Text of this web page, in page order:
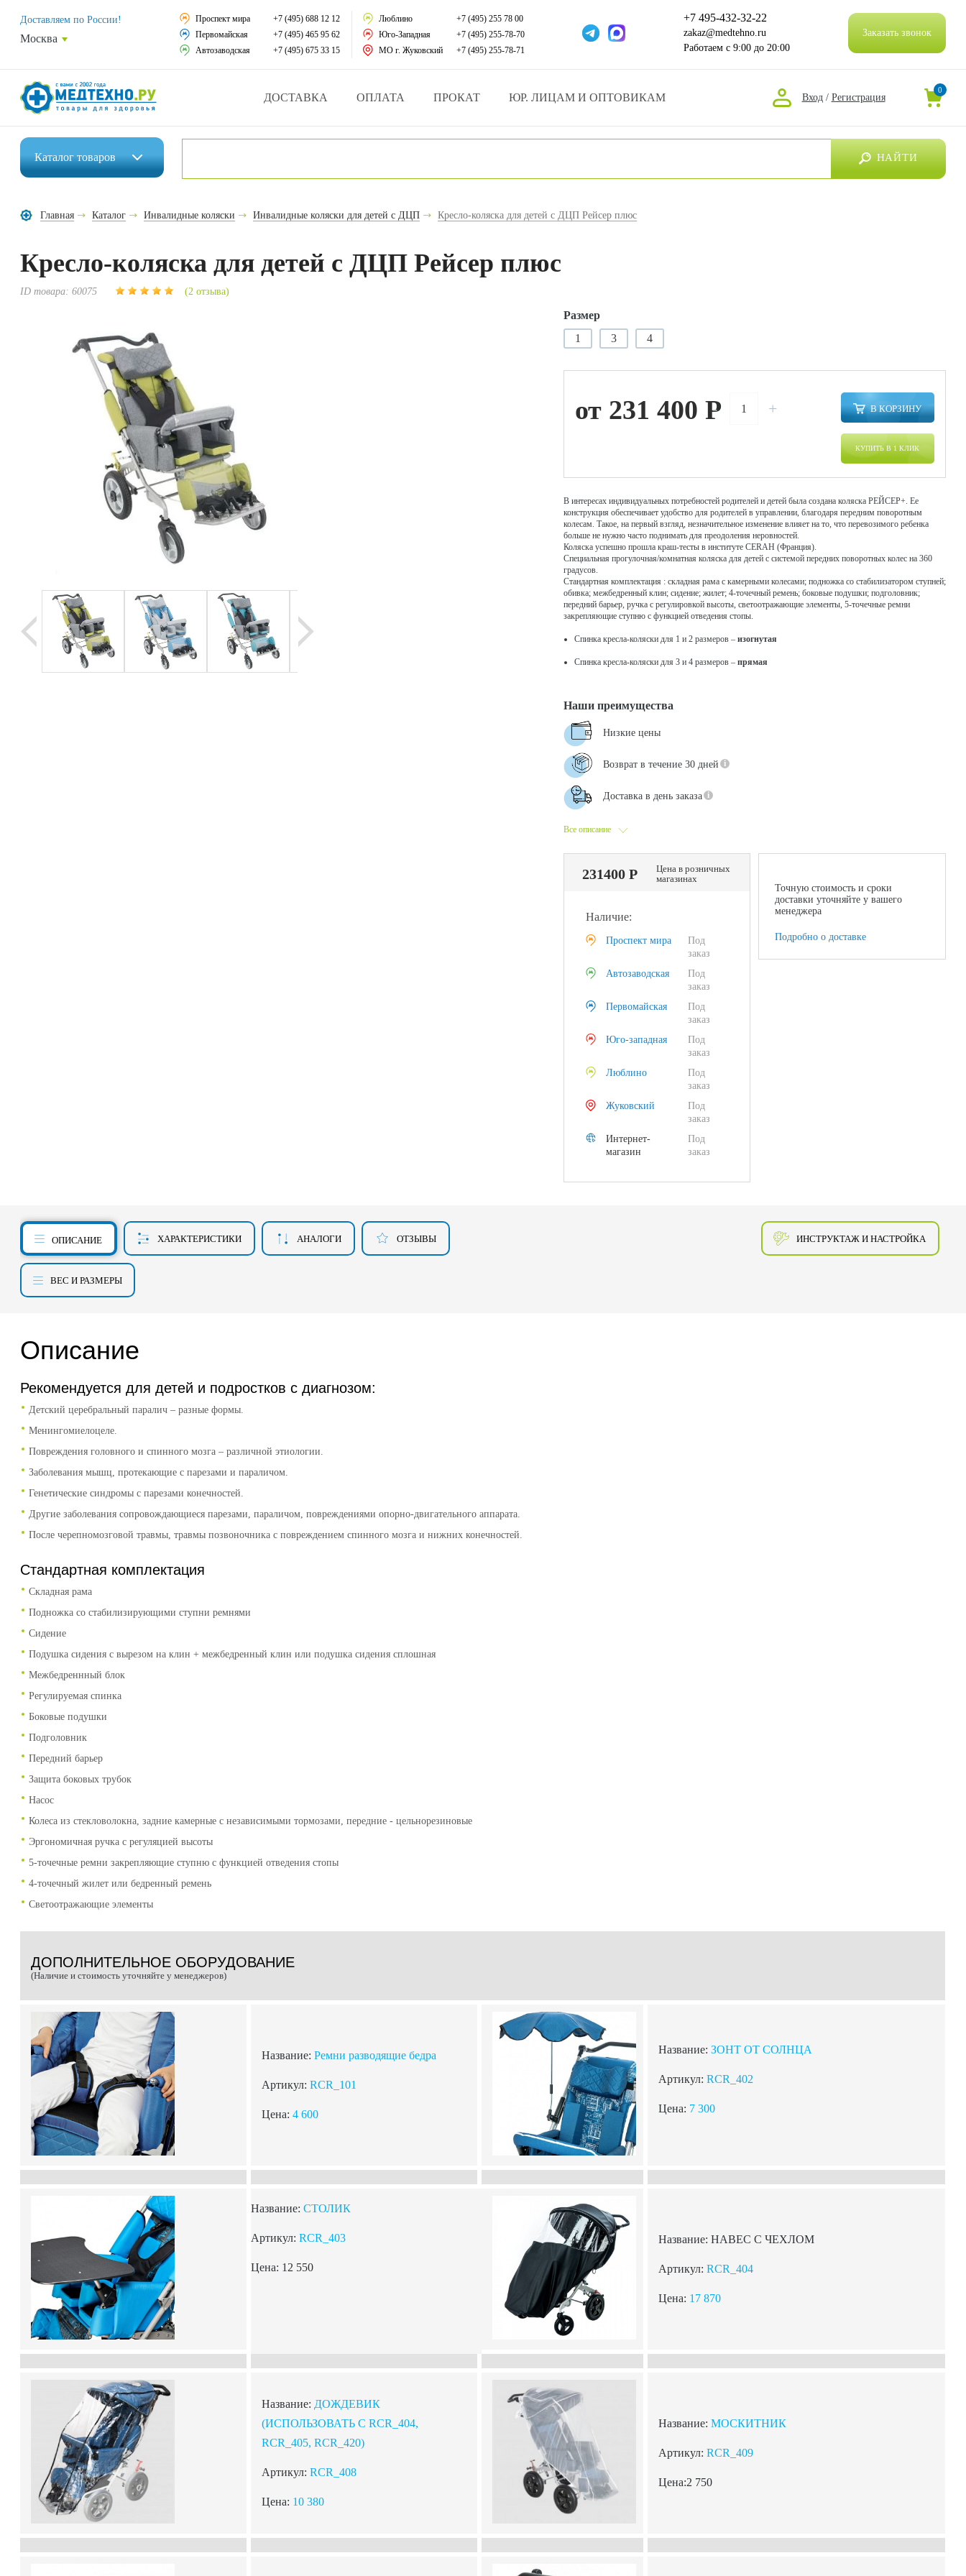
Средства реабилитации
Средства по уходу за больными
Домашняя медтехника
Уникальные и полезные товары
Доставляем по России!
Москва
Проспект мира
+7 (495) 688 12 12
Первомайская
+7 (495) 465 95 62
Автозаводская
+7 (495) 675 33 15
Люблино
+7 (495) 255 78 00
Юго-Западная
+7 (495) 255-78-70
МО г. Жуковский
+7 (495) 255-78-71
+7 495-432-32-22
zakaz@medtehno.ru
Работаем с 9:00 до 20:00
Заказать звонок
ДОСТАВКА ОПЛАТА ПРОКАТ ЮР. ЛИЦАМ И ОПТОВИКАМ Вход / Регистрация
0
Каталогтоваров
Средства по уходу за больными
Ортопедические изделия
Домашняя медтехника
Экология дома
Товары для красоты и здоровья
Товары для врачей и мед.учреждений
Уникальные и полезные товары
Распродажа
НАЙТИ
Главная Каталог Инвалидные коляски Инвалидные коляски для детей с ДЦП Кресло-коляска для детей с ДЦП Рейсер плюс
Кресло-коляска для детей с ДЦП Рейсер плюс
ID товара:60075 (2 отзыва)
Размер
1
3 4
от 231 400 P
- + В КОРЗИНУ
КУПИТЬ В 1 КЛИК
В интересах индивидуальных потребностей родителей и детей была создана коляска РЕЙСЕР+. Ее
конструкция обеспечивает удобство для родителей в управлении, благодаря передним поворотным
колесам. Такое, на первый взгляд, незначительное изменение влияет на то, что перевозимого ребенка
больше не нужно часто поднимать для преодоления неровностей.
Коляска успешно прошла краш-тесты в институте CERAH (Франция).
Специальная прогулочная/комнатная коляска для детей с системой передних поворотных колес на 360
градусов.
Стандартная комплектация : складная рама с камерными колесами; подножка со стабилизатором ступней;
обивка; межбедренный клин; сидение; жилет; 4-точечный ремень; боковые подушки; подголовник;
передний барьер, ручка с регулировкой высоты, светоотражающие элементы, 5-точечные ремни
закрепляющие ступню с функцией отведения стопы.
Спинка кресла-коляски для 1 и 2 размеров – изогнутая
Спинка кресла-коляски для 3 и 4 размеров – прямая
Все описание
Наши преимущества
Низкие цены
Возврат в течение 30 дней
Доставка в день заказа
231400 Р
Цена в розничных
магазинах
Наличие:
Проспект мира
Под
заказ
Автозаводская
Под
заказ
Первомайская
Под
заказ
Юго-западная
Под
заказ
Люблино
Под
заказ
Жуковский
Под
заказ
Интернет-
магазин
Под
заказ
Точную стоимость и сроки
доставки уточняйте у вашего
менеджера
Подробно о доставке
ОПИСАНИЕ ХАРАКТЕРИСТИКИ АНАЛОГИ ОТЗЫВЫ
ВЕС И РАЗМЕРЫ
ИНСТРУКТАЖ И НАСТРОЙКА
Описание
Рекомендуется для детей и подростков с диагнозом:
Детский церебральный паралич – разные формы.
Менингомиелоцеле.
Повреждения головного и спинного мозга – различной этиологии.
Заболевания мышц, протекающие с парезами и параличом.
Генетические синдромы с парезами конечностей.
Другие заболевания сопровождающиеся парезами, параличом, повреждениями опорно-двигательного аппарата.
После черепномозговой травмы, травмы позвоночника с повреждением спинного мозга и нижних конечностей.
Стандартная комплектация
Складная рама
Подножка со стабилизирующими ступни ремнями
Сидение
Подушка сидения с вырезом на клин + межбедренный клин или подушка сидения сплошная
Межбедреннный блок
Регулируемая спинка
Боковые подушки
Подголовник
Передний барьер
Защита боковых трубок
Насос
Колеса из стекловолокна, задние камерные с независимыми тормозами, передние - цельнорезиновые
Эргономичная ручка с регуляцией высоты
5-точечные ремни закрепляющие ступню с функцией отведения стопы
4-точечный жилет или бедренный ремень
Светоотражающие элементы
ДОПОЛНИТЕЛЬНОЕ ОБОРУДОВАНИЕ
(Наличие и стоимость уточняйте у менеджеров)
Название:Ремни разводящие бедра
Артикул:RCR_101
Цена:4 600
Название:ЗОНТ ОТ СОЛНЦА
Артикул:RCR_402
Цена: 7 300
Название:СТОЛИК
Артикул:RCR_403
Цена: 12 550
Название: НАВЕС С ЧЕХЛОМ
Артикул:RCR_404
Цена: 17 870
Название: ДОЖДЕВИК
(ИСПОЛЬЗОВАТЬ С RCR_404,
RCR_405, RCR_420)
Артикул:RCR_408
Цена: 10 380
Название:МОСКИТНИК
Артикул:RCR_409
Цена:2 750